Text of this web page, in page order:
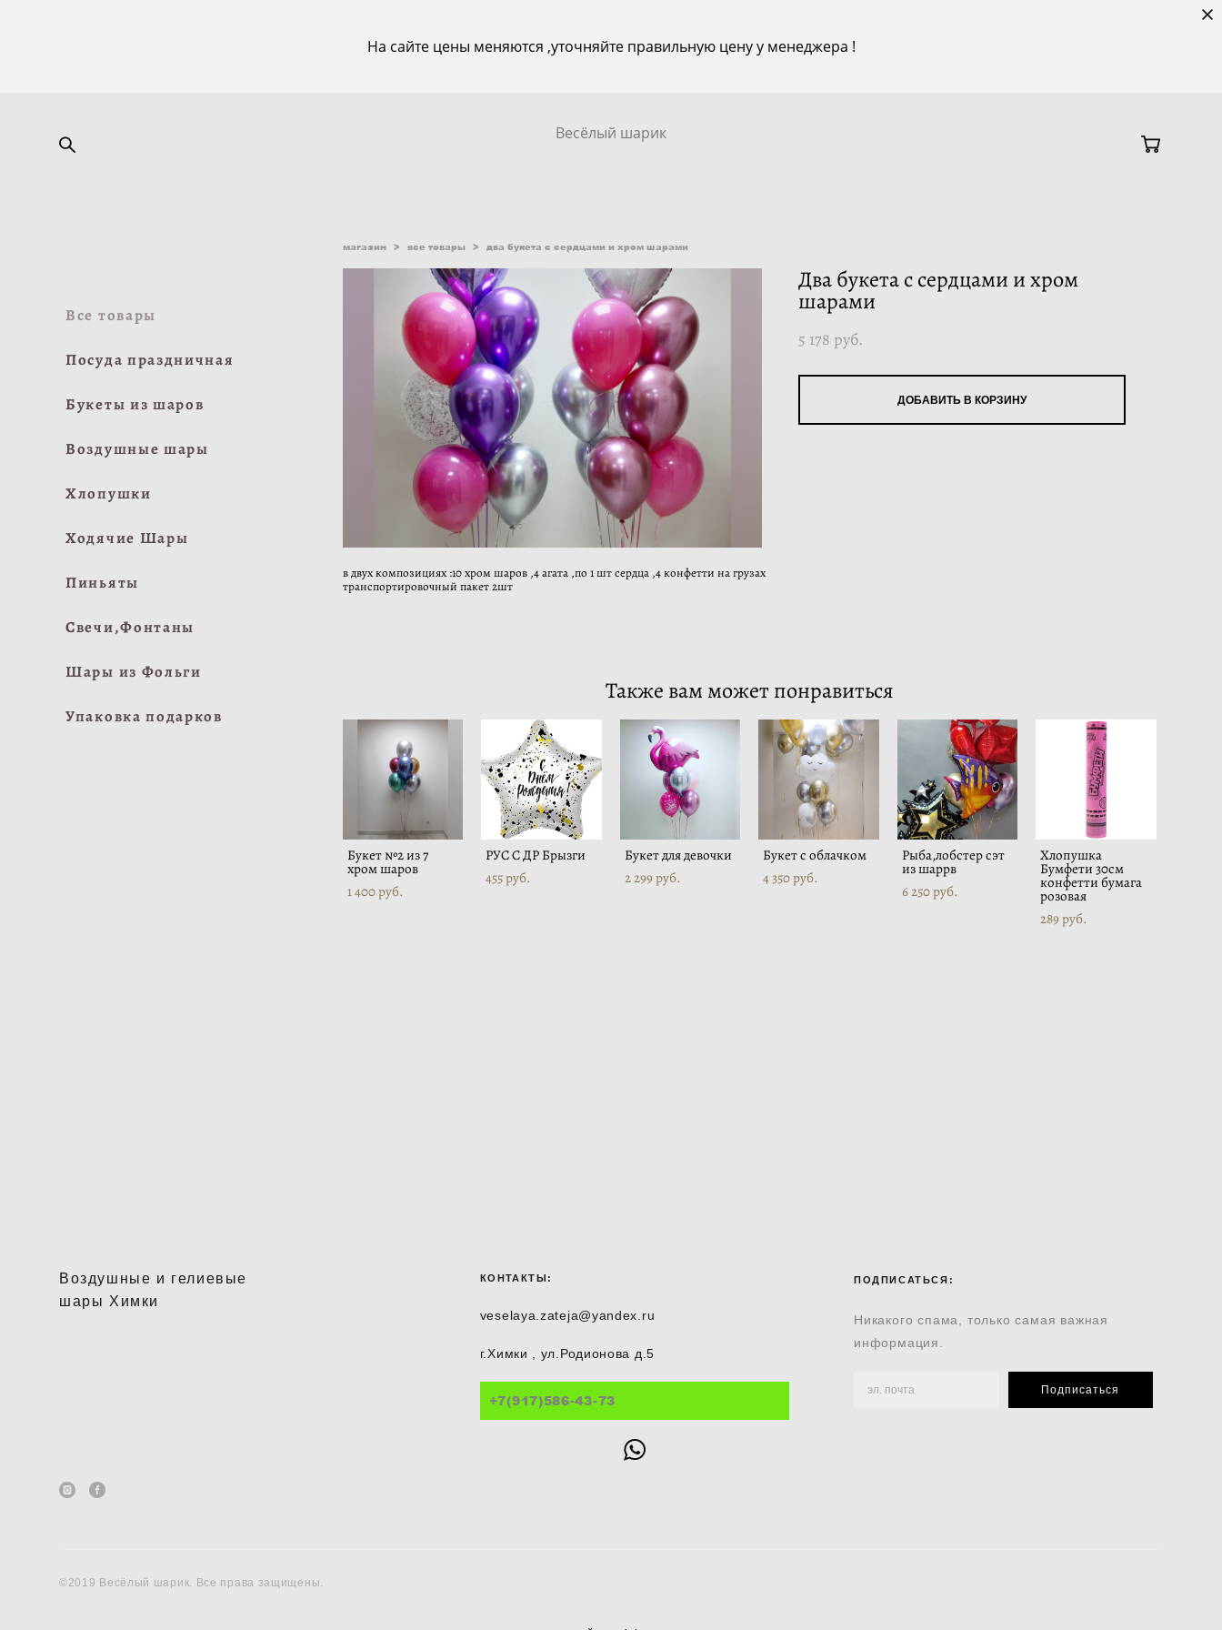
На сайте цены меняются ,уточняйте правильную цену у менеджера !
Весёлый шарик
Все товары
Посуда праздничная
Букеты из шаров
Воздушные шары
Хлопушки
Ходячие Шары
Пиньяты
Свечи,Фонтаны
Шары из Фольги
Упаковка подарков
магазин > все товары > два букета с сердцами и хром шарами
Два букета с сердцами и хром
шарами
5 178 pуб.
ДОБАВИТЬ В КОРЗИНУ
в двух композициях :10 хром шаров ,4 агата ,по 1 шт сердца ,4 конфетти на грузах
транспортировочный пакет 2шт
Также вам может понравиться
Букет №2 из 7
хром шаров
1 400 pуб.
РУС С ДР Брызги
455 pуб.
Букет для девочки
2 299 pуб.
Букет с облачком
4 350 pуб.
Рыба,лобстер сэт
из шаррв
6 250 pуб.
Хлопушка
Бумфети 30см
конфетти бумага
розовая
289 pуб.
Воздушные и гелиевые
шары Химки
КОНТАКТЫ:
veselaya.zateja@yandex.ru
г.Химки , ул.Родионова д.5
+7(917)586-43-73
ПОДПИСАТЬСЯ:
Никакого спама, только самая важная
информация.
Подписаться
©2019 Весёлый шарик. Все права защищены.